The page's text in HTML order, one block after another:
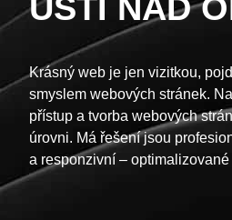
Krásný web je jen vizitkou,
smyslem webových stránek.
přístup a tvorba webových
úrovni. Má řešení jsou
a responzivní –